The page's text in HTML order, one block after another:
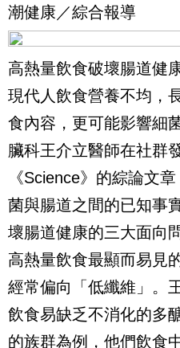
潮健康／綜合報導
高熱量飲食破壞腸道健
現代人飲食營養不均，
食內容，更可能影響細
臟科王介立醫師在社群
《Science》的綜論文
菌與腸道之間的已知事
壞腸道健康的三大面向
高熱量飲食最顯而易見
經常偏向「低纖維」。
飲食易缺乏不消化的多
的族群為例，他們飲食